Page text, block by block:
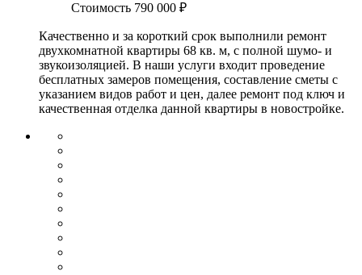
Стоимость 790 000 ₽
Качественно и за короткий срок выполнили ремонт
двухкомнатной квартиры 68 кв. м, с полной шумо- и
звукоизоляцией. В наши услуги входит проведение
бесплатных замеров помещения, составление сметы с
указанием видов работ и цен, далее ремонт под ключ и
качественная отделка данной квартиры в новостройке.